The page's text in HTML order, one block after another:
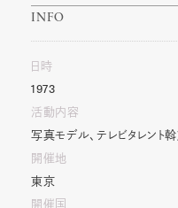
INFO
日時
1973
活動内容
写真モデル、テレビタレント
開催地
東京
開催国